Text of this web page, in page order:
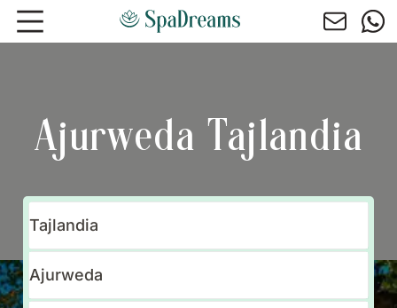
Przejdź do głównej treści
Ajurweda Tajlandia